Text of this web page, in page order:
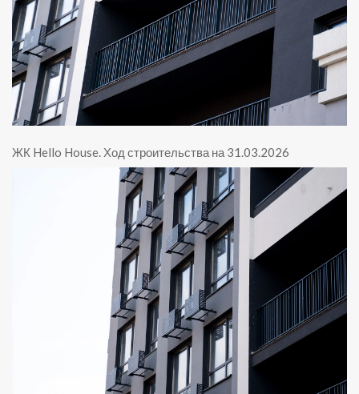
ЖК Hello House. Ход строительства на 31.03.2026